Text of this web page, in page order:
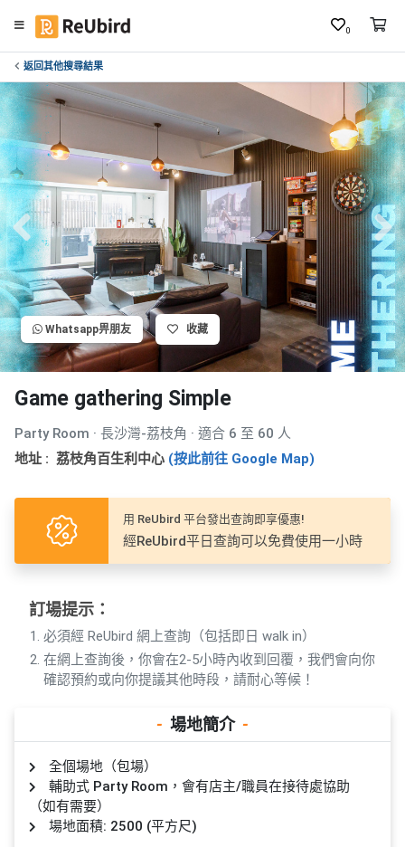
0
返回其他搜尋結果
繁
中
E
N
登
入
註
冊
服
務
及
品
分
a
t
y
會
美
食
動
搞
y
朋
友
活
動
攻
Whatsapp畀朋友 收藏
Game gathering Simple
Party Room · 長沙灣-荔枝角 · 適合 6 至 60 人
地址 : 荔枝角百生利中心 (按此前往 Google Map)
用 ReUbird 平台發出查詢即享優惠!
經ReUbird平日查詢可以免費使用一小時
訂場提示：
必須經 ReUbird 網上查詢（包括即日 walk in）
在網上查詢後，你會在2-5小時內收到回覆，我們會向你
確認預約或向你提議其他時段，請耐心等候！
- 場地簡介 -
全個場地（包場）
輔助式 Party Room，會有店主/職員在接待處協助
（如有需要）
場地面積: 2500 (平方尺)